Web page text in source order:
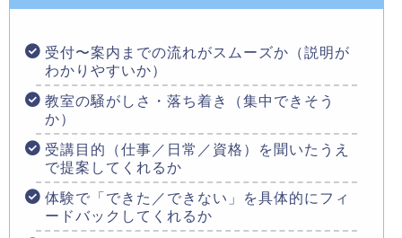
受付〜案内までの流れがスムーズか（説明が
わかりやすいか）
教室の騒がしさ・落ち着き（集中できそう
か）
受講目的（仕事／日常／資格）を聞いたうえ
で提案してくれるか
体験で「できた／できない」を具体的にフィ
ードバックしてくれるか